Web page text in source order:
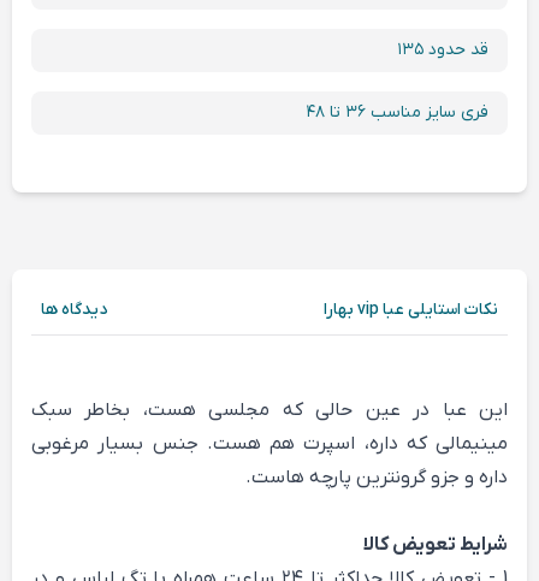
قد حدود ۱۳۵
فری سایز مناسب ۳۶ تا ۴۸
نکات استایلی عبا vip بهارا دیدگاه ها
این عبا در عین حالی که مجلسی هست، بخاطر سبک
مینیمالی که داره، اسپرت هم هست. جنس بسیار مرغوبی
داره و جزو گرونترین پارچه هاست.
شرایط تعویض کالا